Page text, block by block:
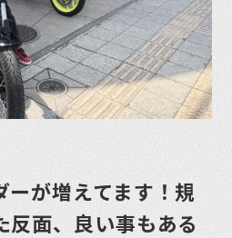
ーが増えてます！規
反面、良い事もある